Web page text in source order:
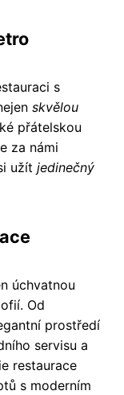
s
skvělou
přátelskou
za námi
užít jedinečný
úchvatnou
Od
prostředí
servisu a
restaurace
s moderním